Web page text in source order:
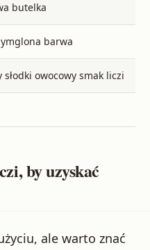
butelka
barwa
owocowy smak liczi
by uzyskać
ale warto znać